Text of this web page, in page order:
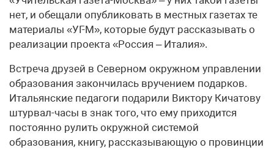
нет, и обещали опубликовать в местных газетах те
материалы «УГ-М», которые будут рассказывать о
реализации проекта «Россия – Италия».
Встреча друзей в Северном окружном управлении
образования закончилась вручением подарков.
Итальянские педагоги подарили Виктору Кичатову
штурвал-часы в знак того, что ему приходится
постоянно рулить окружной системой
образования, книгу, рассказывающую о провинции